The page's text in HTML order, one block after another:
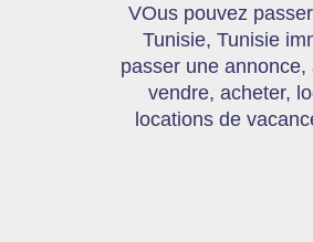
VOus pouvez
Tunisie, Tunisie
passer une
vendre, acheter,
locations de